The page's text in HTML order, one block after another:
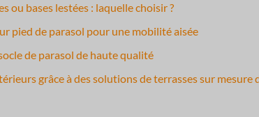
ou bases lestées : laquelle choisir ?
pied de parasol pour une mobilité aisée
de parasol de haute qualité
grâce à des solutions de terrasses sur mesure